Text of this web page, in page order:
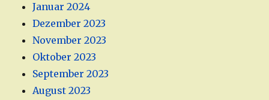
Januar 2024
Dezember 2023
November 2023
Oktober 2023
September 2023
August 2023